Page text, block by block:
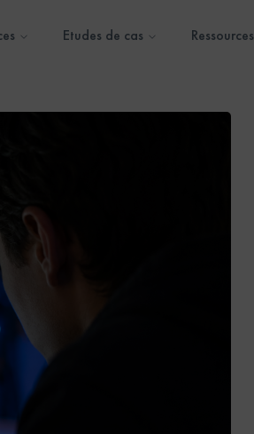
Etudes de cas Ressources